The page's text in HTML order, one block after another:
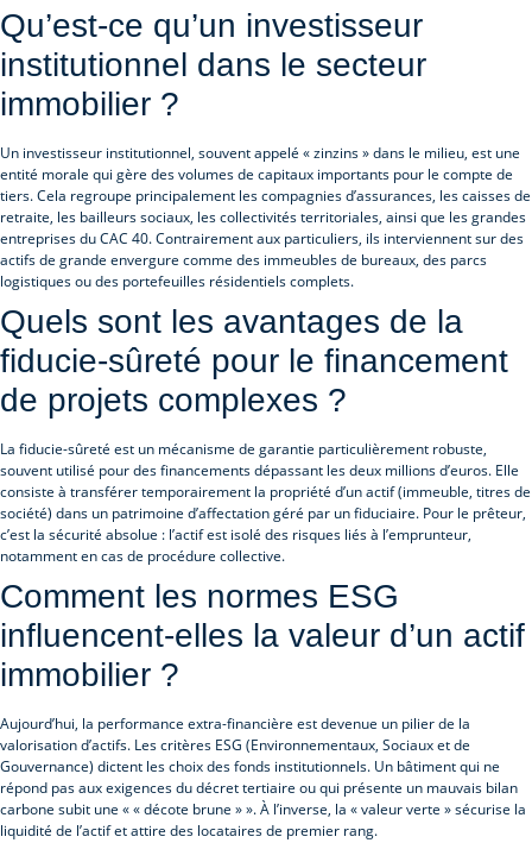
Qu’est-ce qu’un investisseur
institutionnel dans le secteur
immobilier ?
Un investisseur institutionnel, souvent appelé « zinzins » dans le milieu, est une
entité morale qui gère des volumes de capitaux importants pour le compte de
tiers. Cela regroupe principalement les compagnies d’assurances, les caisses de
retraite, les bailleurs sociaux, les collectivités territoriales, ainsi que les grandes
entreprises du CAC 40. Contrairement aux particuliers, ils interviennent sur des
actifs de grande envergure comme des immeubles de bureaux, des parcs
logistiques ou des portefeuilles résidentiels complets.
Quels sont les avantages de la
fiducie-sûreté pour le financement
de projets complexes ?
La fiducie-sûreté est un mécanisme de garantie particulièrement robuste,
souvent utilisé pour des financements dépassant les deux millions d’euros. Elle
consiste à transférer temporairement la propriété d’un actif (immeuble, titres de
société) dans un patrimoine d’affectation géré par un fiduciaire. Pour le prêteur,
c’est la sécurité absolue : l’actif est isolé des risques liés à l’emprunteur,
notamment en cas de procédure collective.
Comment les normes ESG
influencent-elles la valeur d’un actif
immobilier ?
Aujourd’hui, la performance extra-financière est devenue un pilier de la
valorisation d’actifs. Les critères ESG (Environnementaux, Sociaux et de
Gouvernance) dictent les choix des fonds institutionnels. Un bâtiment qui ne
répond pas aux exigences du décret tertiaire ou qui présente un mauvais bilan
carbone subit une « « décote brune » ». À l’inverse, la « valeur verte » sécurise la
liquidité de l’actif et attire des locataires de premier rang.